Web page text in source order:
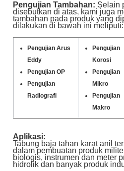
Pengujian Tambahan: Selain
disebutkan di atas, kami juga
tambahan pada produk yang
dilakukan di bawah ini meliputi:
Pengujian Arus
Eddy
Pengujian OP
Pengujian
Radiografi
Pengujian
Korosi
Pengujian
Mikro
Pengujian
Makro
Aplikasi:
Tabung baja tahan karat anil
dalam pembuatan produk
biologis, instrumen dan meter
hidrolik dan banyak produk